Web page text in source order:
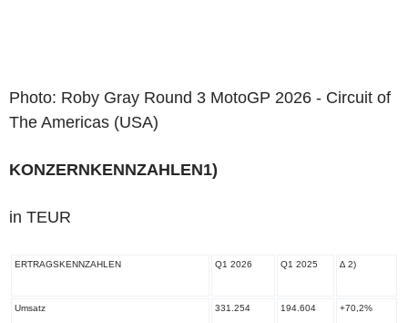
Photo: Roby Gray Round 3 MotoGP 2026 - Circuit of
The Americas (USA)
KONZERNKENNZAHLEN1)
in TEUR
ERTRAGSKENNZAHLEN Q1 2026 Q1 2025 ∆ 2)
Umsatz 331.254 194.604 +70,2%